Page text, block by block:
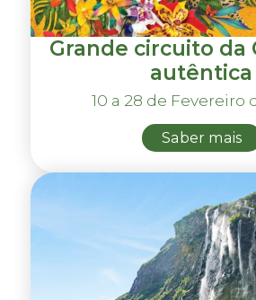
Grande circuito da
autêntica
10 a 28 de Fevereiro
Saber mais